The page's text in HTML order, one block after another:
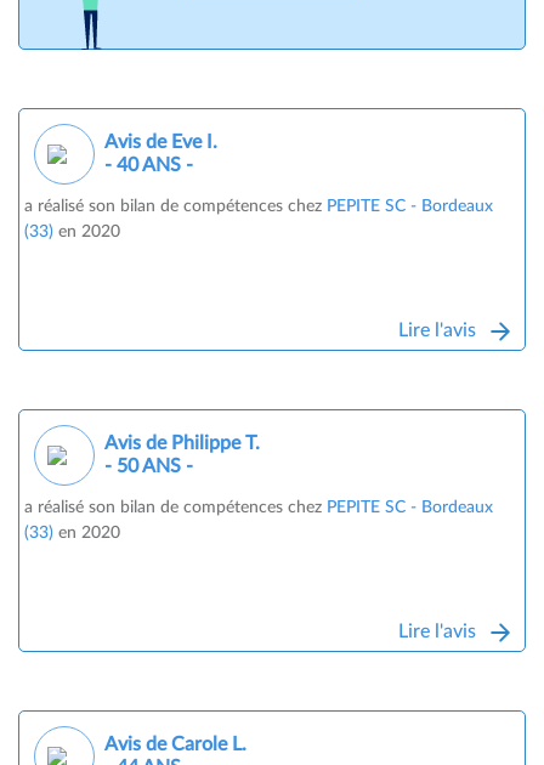
Avis de Eve I.
- 40 ANS -
a réalisé son bilan de compétences chez PEPITE SC - Bordeaux
(33) en 2020
Lire l'avis
Avis de Philippe T.
- 50 ANS -
a réalisé son bilan de compétences chez PEPITE SC - Bordeaux
(33) en 2020
Lire l'avis
Avis de Carole L.